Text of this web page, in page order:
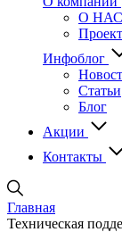
О НАС
Инфоблог
Статьи
Блог
Акции
Контакты
Главная
Техническая